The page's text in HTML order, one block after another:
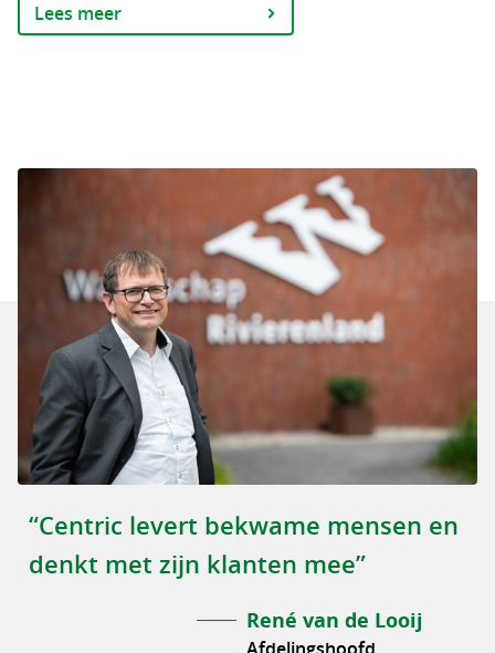
Lees meer
“Centric levert bekwame mensen en
denkt met zijn klanten mee”
René van de Looij